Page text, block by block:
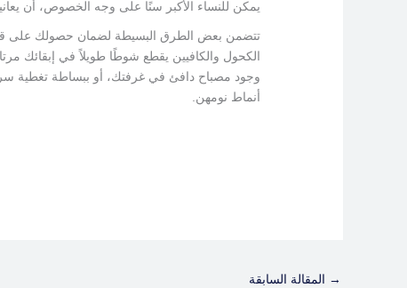
يمكن للنساء الأكبر سنًا على وجه الخصوص، أن
تتضمن بعض الطرق البسيطة لضمان حصولك على قسط
الكحول والكافيين يقطع شوطًا طويلاً في إبقائك
وجود مصباح دافئ في غرفتك، أو ببساطة تغطية
أنماط نومهن.
→ المقالة السابقة